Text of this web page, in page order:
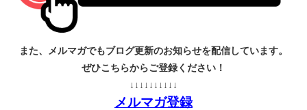
また、メルマガでもブログ更新のお知らせを配信しています。
ぜひこちらからご登録ください！
↓↓↓↓↓↓↓↓↓↓
メルマガ登録